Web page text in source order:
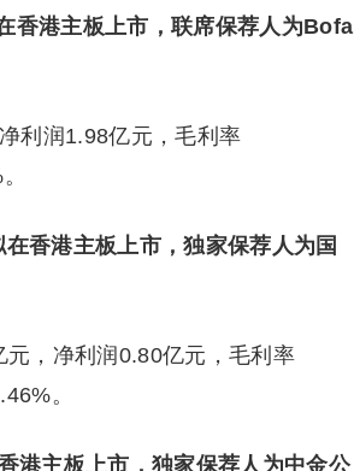
香港主板上市，联席保荐人为Bofa
利润1.98亿元，毛利率
香港主板上市，独家保荐人为国
，净利润0.80亿元，毛利率
。
港主板上市，独家保荐人为中金公